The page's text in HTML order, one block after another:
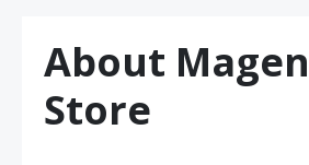
About
Store